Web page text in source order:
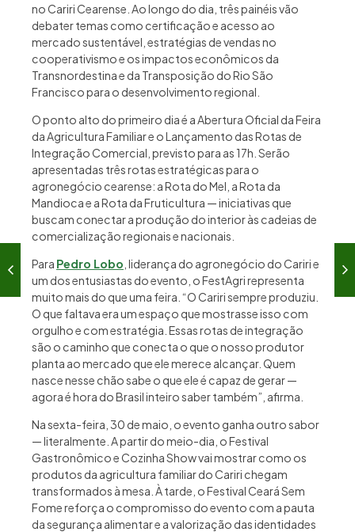
no Cariri Cearense. Ao longo do dia, três painéis vão
debater temas como certificação e acesso ao
mercado sustentável, estratégias de vendas no
cooperativismo e os impactos econômicos da
Transnordestina e da Transposição do Rio São
Francisco para o desenvolvimento regional.
O ponto alto do primeiro dia é a Abertura Oficial da Feira
da Agricultura Familiar e o Lançamento das Rotas de
Integração Comercial, previsto para as 17h. Serão
apresentadas três rotas estratégicas para o
agronegócio cearense: a Rota do Mel, a Rota da
Mandioca e a Rota da Fruticultura — iniciativas que
buscam conectar a produção do interior às cadeias de
comercialização regionais e nacionais.
Para Pedro Lobo , liderança do agronegócio do Cariri e
um dos entusiastas do evento, o FestAgri representa
muito mais do que uma feira. “O Cariri sempre produziu.
O que faltava era um espaço que mostrasse isso com
orgulho e com estratégia. Essas rotas de integração
são o caminho que conecta o que o nosso produtor
planta ao mercado que ele merece alcançar. Quem
nasce nesse chão sabe o que ele é capaz de gerar —
agora é hora do Brasil inteiro saber também”, afirma.
Na sexta-feira, 30 de maio, o evento ganha outro sabor
— literalmente. A partir do meio-dia, o Festival
Gastronômico e Cozinha Show vai mostrar como os
produtos da agricultura familiar do Cariri chegam
transformados à mesa. À tarde, o Festival Ceará Sem
Fome reforça o compromisso do evento com a pauta
da segurança alimentar e a valorização das identidades